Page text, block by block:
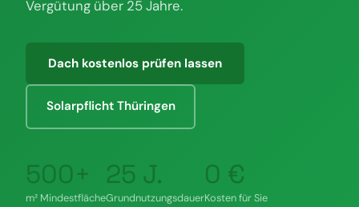
Vergütung über 25 Jahre.
Dach kostenlos prüfen lassen
Solarpflicht Thüringen
500+
m² Mindestfläche
25 J.
Grundnutzungsdauer
0 €
Kosten für Sie